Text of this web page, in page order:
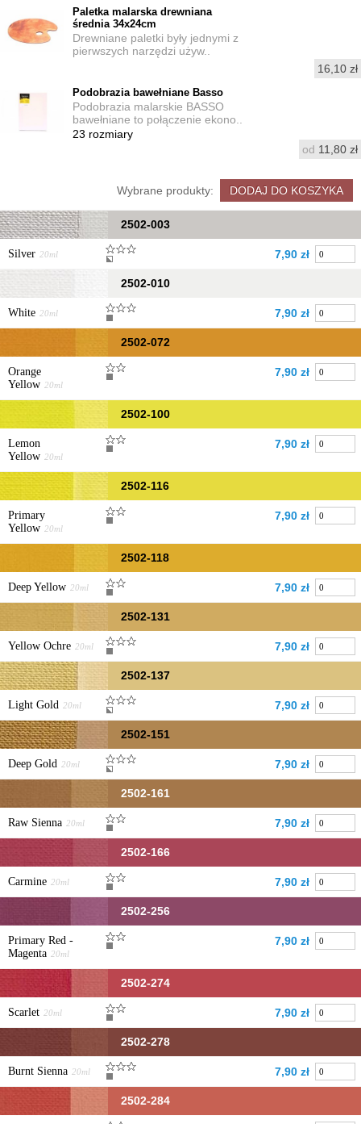
Paletka malarska drewniana
średnia 34x24cm
Drewniane paletki były jednymi z
pierwszych narzędzi używ..
16,10 zł
Podobrazia bawełniane Basso
Podobrazia malarskie BASSO
bawełniane to połączenie ekono..
23 rozmiary
od 11,80 zł
Wybrane produkty:
2502-003
Silver 20ml 7,90 zł
2502-010
White 20ml 7,90 zł
2502-072
Orange
Yellow 20ml
7,90 zł
2502-100
Lemon
Yellow 20ml
7,90 zł
2502-116
Primary
Yellow 20ml
7,90 zł
2502-118
Deep Yellow 20ml 7,90 zł
2502-131
Yellow Ochre 20ml 7,90 zł
2502-137
Light Gold 20ml 7,90 zł
2502-151
Deep Gold 20ml 7,90 zł
2502-161
Raw Sienna 20ml 7,90 zł
2502-166
Carmine 20ml 7,90 zł
2502-256
Primary Red -
Magenta 20ml
7,90 zł
2502-274
Scarlet 20ml 7,90 zł
2502-278
Burnt Sienna 20ml 7,90 zł
2502-284